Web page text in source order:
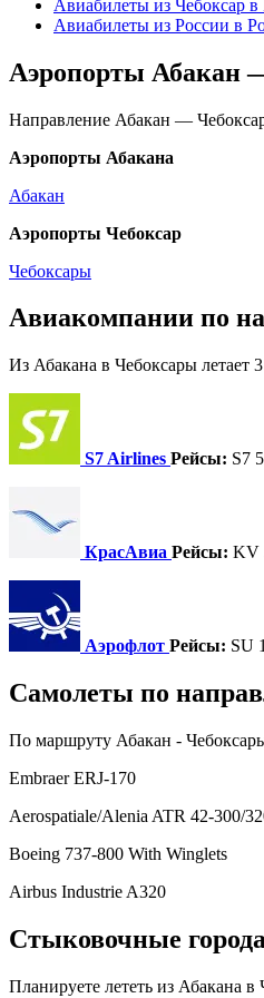
Авиабилеты из Чебоксар
Авиабилеты из России в
Аэропорты Абакан
Направление Абакан —
Аэропорты Абакана
Абакан
Аэропорты Чебоксар
Чебоксары
Авиакомпании по
Из Абакана в Чебоксары летает
S7 Airlines Рейсы: S7
КрасАвиа Рейсы: KV
Аэрофлот Рейсы: SU
Самолеты по
По маршруту Абакан -
Embraer ERJ-170
Aerospatiale/Alenia ATR 42-300/
Boeing 737-800 With Winglets
Airbus Industrie A320
Стыковочные
Планируете лететь из Абакана в